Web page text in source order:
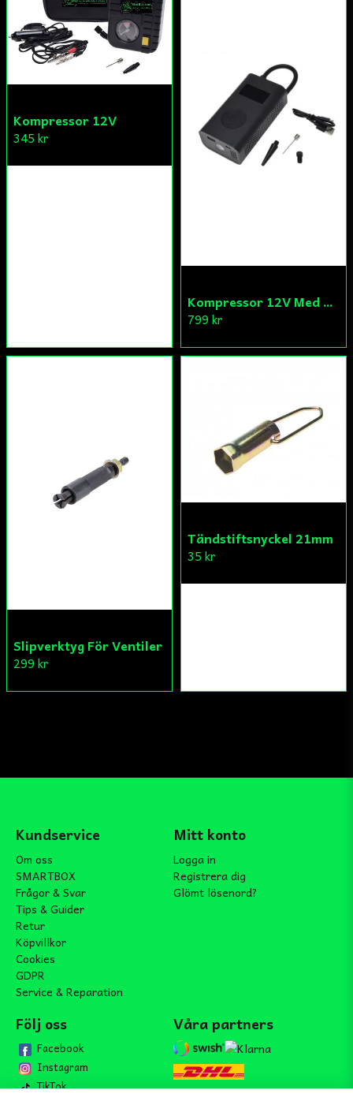
Kompressor 12V
345 kr
Kompressor 12V Med Power Bank
799 kr
Slipverktyg För Ventiler
299 kr
Tändstiftsnyckel 21mm
35 kr
Kundservice
Om oss
SMARTBOX
Frågor & Svar
Tips & Guider
Retur
Köpvillkor
Cookies
GDPR
Service & Reparation
Mitt konto
Logga in
Registrera dig
Glömt lösenord?
Följ oss
Facebook
Instagram
TikTok
Våra partners